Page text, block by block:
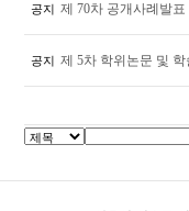
공지 제 70차 공개사례발
공지 제 5차 학위논문 및